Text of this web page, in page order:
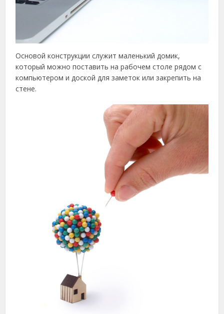
Основой конструкции служит маленький домик,
который можно поставить на рабочем столе рядом с
компьютером и доской для заметок или закрепить на
стене.